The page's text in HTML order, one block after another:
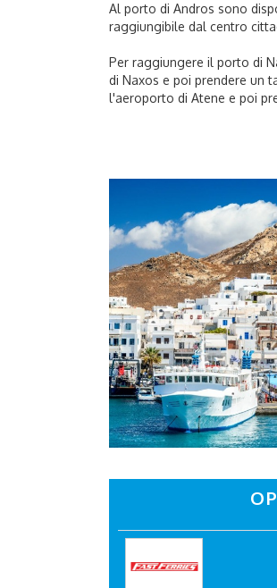
Al porto di Andros sono
raggiungibile dal centro
Per raggiungere il porto di
di Naxos e poi prendere un
l'aeroporto di Atene e poi